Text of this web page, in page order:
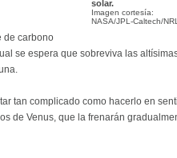
solar.
Imagen cortesía:
NASA/JPL-Caltech/
de carbono
se espera que sobreviva las
tan complicado como hacerlo en
de Venus, que la frenarán